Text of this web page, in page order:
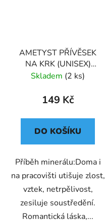
AMETYST PŘÍVĚSEK
NA KRK (UNISEX)
MEXIKO
Skladem (2 ks)
149 Kč
DO KOŠÍKU
Příběh minerálu:Doma i
na pracovišti utišuje zlost,
vztek, netrpělivost,
zesiluje soustředění.
Romantická láska,...